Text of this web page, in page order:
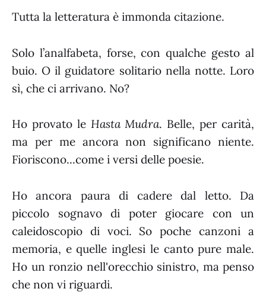
Tutta la letteratura è immonda citazione.
Solo l’analfabeta, forse, con qualche gesto al
buio. O il guidatore solitario nella notte. Loro
sì, che ci arrivano. No?
Ho provato le Hasta Mudra. Belle, per carità,
ma per me ancora non significano niente.
Fioriscono...come i versi delle poesie.
Ho ancora paura di cadere dal letto. Da
piccolo sognavo di poter giocare con un
caleidoscopio di voci. So poche canzoni a
memoria, e quelle inglesi le canto pure male.
Ho un ronzio nell'orecchio sinistro, ma penso
che non vi riguardi.